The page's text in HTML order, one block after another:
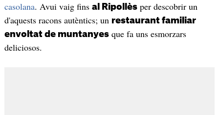
casolana. Avui vaig fins al Ripollèsper descobrir un
d'aquests racons autèntics; un restaurant familiar
envoltat de muntanyesque fa uns esmorzars
deliciosos.